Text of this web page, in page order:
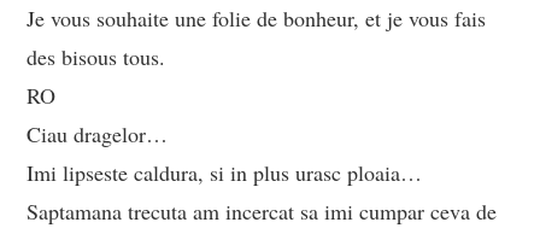
Je vous souhaite une folie de bonheur, et je vous fais
des bisous tous.
RO
Ciau dragelor…
Imi lipseste caldura, si in plus urasc ploaia…
Saptamana trecuta am incercat sa imi cumpar ceva de